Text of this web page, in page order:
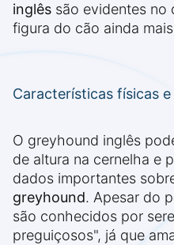
inglês são evidentes no
figura do cão ainda
Características físicas
O greyhound inglês
de altura na cernelha e
dados importantes
greyhound. Apesar do
são conhecidos por
preguiçosos", já que